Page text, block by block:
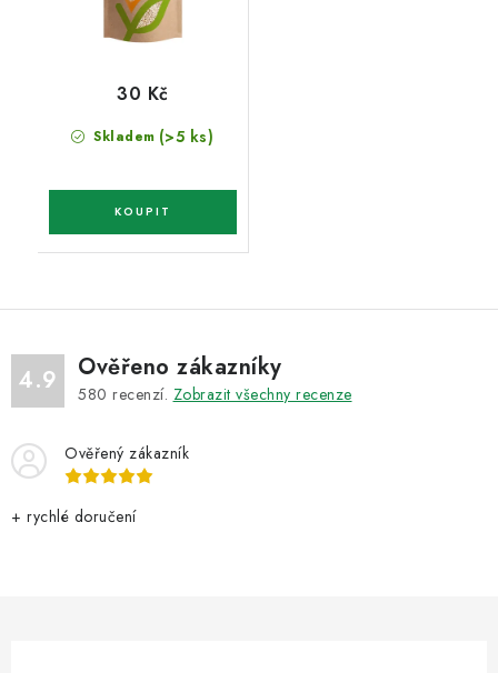
Skladem (>5 ks)
30 Kč
4.9 Ověřeno zákazníky
580 recenzí. Zobrazit všechny recenze
Ověřený zákazník
+ rychlé doručení